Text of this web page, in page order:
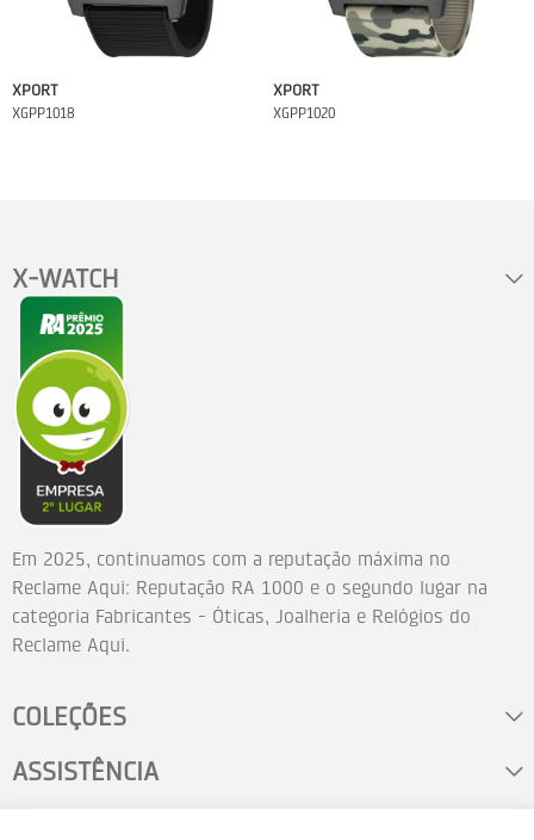
XPORT
XGPP1018
XPORT
XGPP1020
X-WATCH
Em 2025, continuamos com a reputação máxima no
Reclame Aqui: Reputação RA 1000 e o segundo lugar na
categoria Fabricantes - Óticas, Joalheria e Relógios do
Reclame Aqui.
COLEÇÕES
ASSISTÊNCIA